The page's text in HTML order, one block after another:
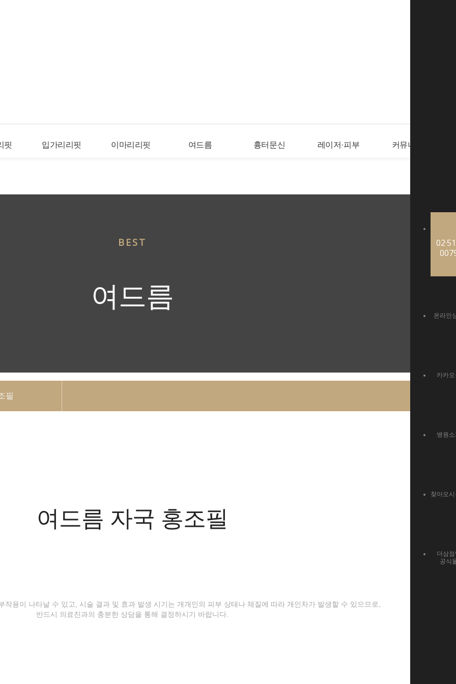
핏 입가리리핏 이마리리핏 여드름 흉터문신 레이저·피부 커뮤니티
온라인
카카
병원
찾아오
더삼
공식
BEST
여드름
필
여드름 자국 홍조필
작용이 나타날 수 있고, 시술 결과 및 효과 발생 시기는 개개인의 피부 상태나 체질에 따라 개인차가 발생할 수 있으므로,
반드시 의료진과의 충분한 상담을 통해 결정하시기 바랍니다.